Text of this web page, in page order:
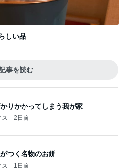
しい品
事を読む
りかかってしまう我が家
ス 2日前
つく名物のお餅
ス 1日前